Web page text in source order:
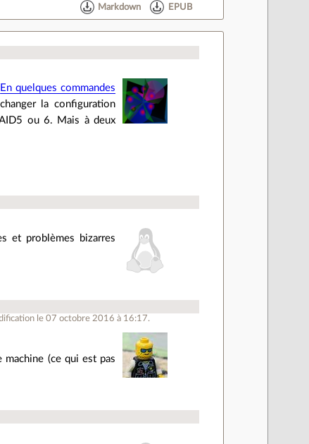
Markdown EPUB
En quelques commandes
la configuration
ou 6. Mais à deux
et problèmes bizarres
le 07 octobre 2016 à 16:17.
machine (ce qui est pas